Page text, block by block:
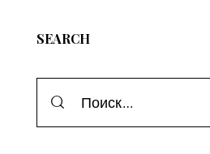
SEARCH